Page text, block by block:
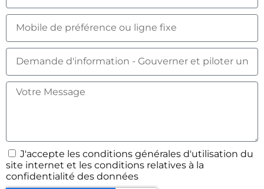
J'accepte les conditions générales d'utilisation du
site internet et les conditions relatives à la
confidentialité des données